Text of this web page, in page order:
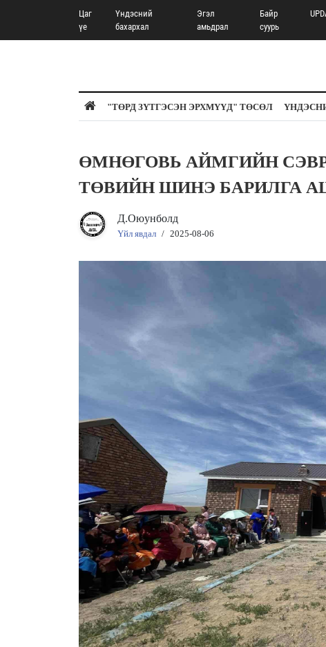
Цаг
үе
Үндэсний
бахархал
Эгэл
амьдрал
Байр
суурь
"ТӨРД ЗҮТГЭСЭН ЭРХМҮҮД" ТӨСӨЛ
ӨМНӨГОВЬ АЙМГИЙН
ТӨВИЙН ШИНЭ БАРИЛГА
Д.Оюунболд
Үйл явдал / 2025-08-06